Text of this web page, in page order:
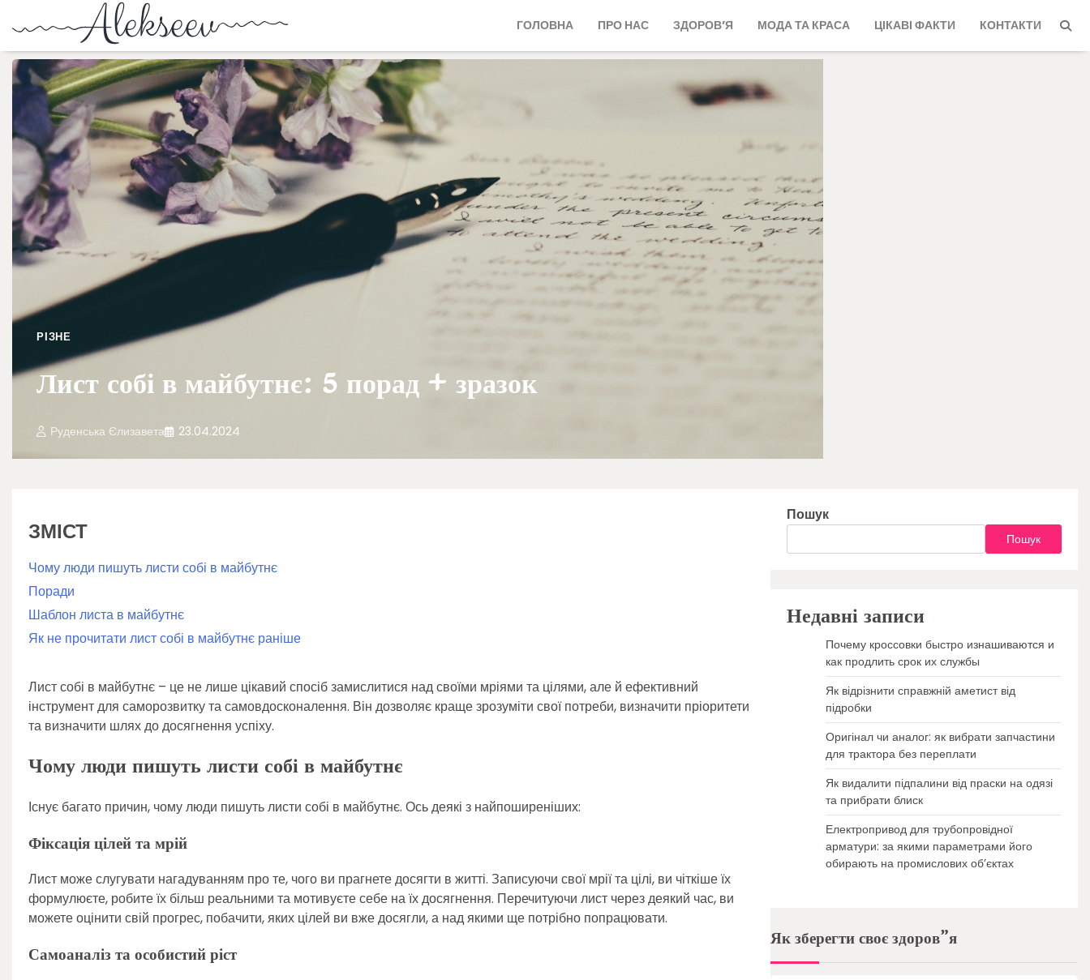
ГОЛОВНА ПРО НАС ЗДОРОВ’Я МОДА ТА КРАСА ЦІКАВІ ФАКТИ КОНТАКТИ
РІЗНЕ
Лист собі в майбутнє: 5 порад + зразок
Руденська Єлизавета 23.04.2024
ЗМІСТ
Чому люди пишуть листи собі в майбутнє
Поради
Шаблон листа в майбутнє
Як не прочитати лист собі в майбутнє раніше
Лист собі в майбутнє – це не лише цікавий спосіб замислитися над своїми мріями та цілями, але й ефективний
інструмент для саморозвитку та самовдосконалення. Він дозволяє краще зрозуміти свої потреби, визначити пріоритети
та визначити шлях до досягнення успіху.
Чому люди пишуть листи собі в майбутнє
Існує багато причин, чому люди пишуть листи собі в майбутнє. Ось деякі з найпоширеніших:
Фіксація цілей та мрій
Лист може слугувати нагадуванням про те, чого ви прагнете досягти в житті. Записуючи свої мрії та цілі, ви чіткіше їх
формулюєте, робите їх більш реальними та мотивуєте себе на їх досягнення. Перечитуючи лист через деякий час, ви
можете оцінити свій прогрес, побачити, яких цілей ви вже досягли, а над якими ще потрібно попрацювати.
Самоаналіз та особистий ріст
Пошук
Пошук
Недавні записи
Почему кроссовки быстро изнашиваются и
как продлить срок их службы
Як відрізнити справжній аметист від
підробки
Оригінал чи аналог: як вибрати запчастини
для трактора без переплати
Як видалити підпалини від праски на одязі
та прибрати блиск
Електропривод для трубопровідної
арматури: за якими параметрами його
обирають на промислових об’єктах
Як зберегти своє здоров”я